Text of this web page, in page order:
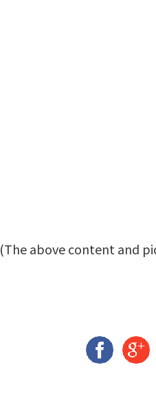
(The above content and